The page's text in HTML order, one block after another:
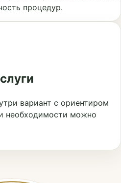
процедур.
вариант с ориентиром
необходимости можно